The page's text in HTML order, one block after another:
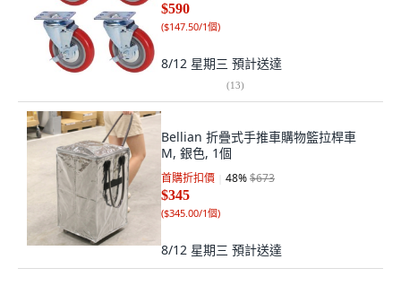
$590
($147.50/1個)
8/12 星期三 預計送達
(13)
Bellian 折疊式手推車購物籃拉桿車
M, 銀色, 1個
首購折扣價 48%$673
$345
($345.00/1個)
8/12 星期三 預計送達